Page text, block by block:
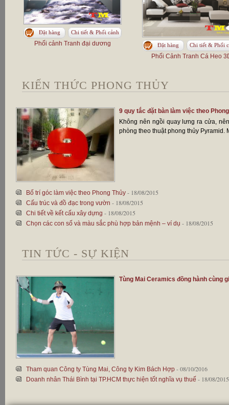
Đặt hàng Chi tiết & Phối cảnh
Phối cảnh Tranh đại dương Đặt hàng Chi tiết & Phối
Phối Cảnh Tranh Cá Heo
KIẾN THỨC PHONG THỦY
9 quy tắc đặt bàn làm việc theo
Không nên ngồi quay lưng ra cửa,
phòng theo thuật phong thủy
Bố trí góc làm việc theo Phong Thủy - 18/08/2015
Cấu trúc và đồ đạc trong vườn - 18/08/2015
Chi tiết về kết cấu xây dựng - 18/08/2015
Chọn các con số và màu sắc phù hợp bản mệnh – ví dụ - 18/08/2015
TIN TỨC - SỰ KIỆN
Tùng Mai Ceramics đồng hành cùng
Tham quan Công ty Tùng Mai, Công ty Kim Bách Hợp - 08/10/2016
Doanh nhân Thái Bình tại TP.HCM thực hiện tốt nghĩa vụ thuế - 18/08/2015